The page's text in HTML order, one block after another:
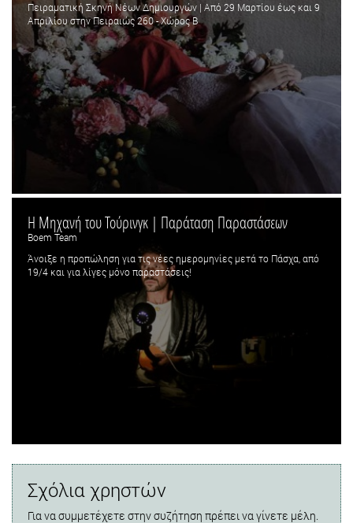
Πειραματική Σκηνή Νέων Δημιουργών | Από 29 Μαρτίου έως και 9
Απριλίου στην Πειραιώς 260 - Χώρος Β
Η Μηχανή του Τούρινγκ | Παράταση Παραστάσεων
Boem Team
Άνοιξε η προπώληση για τις νέες ημερομηνίες μετά το Πάσχα, από
19/4 και για λίγες μόνο παραστάσεις!
Σχόλια χρηστών
Για να συμμετέχετε στην συζήτηση πρέπει να γίνετε μέλη.